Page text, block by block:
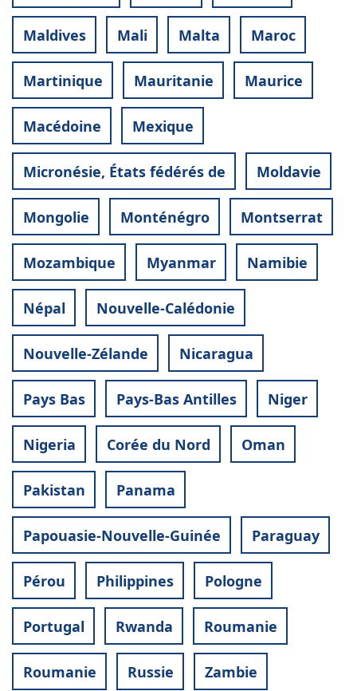
Maldives Mali Malta Maroc
Martinique Mauritanie Maurice
Macédoine Mexique
Micronésie, États fédérés de Moldavie
Mongolie Monténégro Montserrat
Mozambique Myanmar Namibie
Népal Nouvelle-Calédonie
Nouvelle-Zélande Nicaragua
Pays Bas Pays-Bas Antilles Niger
Nigeria Corée du Nord Oman
Pakistan Panama
Papouasie-Nouvelle-Guinée Paraguay
Pérou Philippines Pologne
Portugal Rwanda Roumanie
Roumanie Russie Zambie